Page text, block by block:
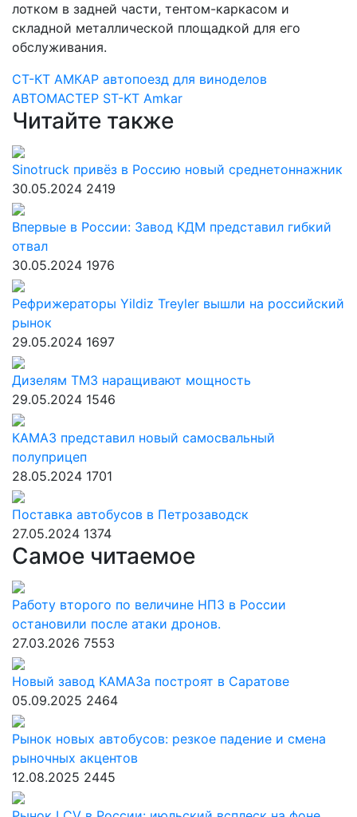
лотком в задней части, тентом-каркасом и
складной металлической площадкой для его
обслуживания.
СТ-КТ АМКАР автопоезд для виноделов
АВТОМАСТЕР ST-KT Amkar
Читайте также
Sinotruck привёз в Россию новый среднетоннажник
30.05.2024 2419
Впервые в России: Завод КДМ представил гибкий
отвал
30.05.2024 1976
Рефрижераторы Yildiz Treyler вышли на российский
рынок
29.05.2024 1697
Дизелям ТМЗ наращивают мощность
29.05.2024 1546
КАМАЗ представил новый самосвальный
полуприцеп
28.05.2024 1701
Поставка автобусов в Петрозаводск
27.05.2024 1374
Самое читаемое
Работу второго по величине НПЗ в России
остановили после атаки дронов.
27.03.2026 7553
Новый завод КАМАЗа построят в Саратове
05.09.2025 2464
Рынок новых автобусов: резкое падение и смена
рыночных акцентов
12.08.2025 2445